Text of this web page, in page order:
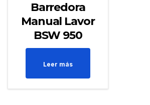
Barredora
Manual Lavor
BSW 950
Leer más